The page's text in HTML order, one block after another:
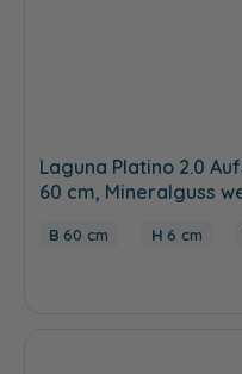
Laguna Platino 2.0
60 cm, Mineralguss
60 cm 6 cm